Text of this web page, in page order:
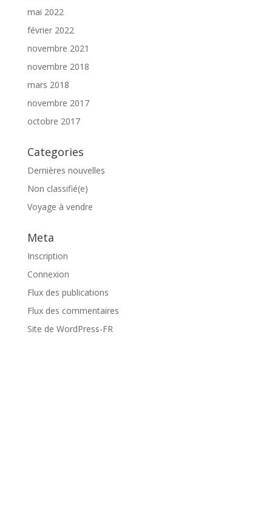
mai 2022
février 2022
novembre 2021
novembre 2018
mars 2018
novembre 2017
octobre 2017
Categories
Dernières nouvelles
Non classifié(e)
Voyage à vendre
Meta
Inscription
Connexion
Flux des publications
Flux des commentaires
Site de WordPress-FR